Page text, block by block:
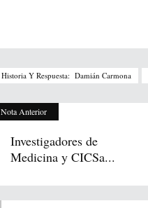
Historia Y Respuesta: Damián Carmona
Nota Anterior
Investigadores de
Medicina y CICSa...